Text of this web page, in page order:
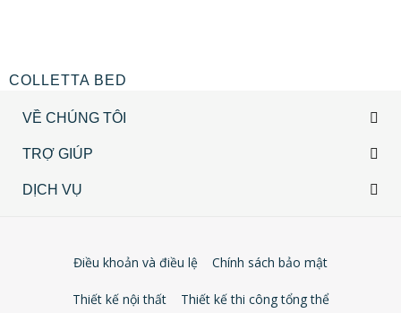
COLLETTA BED
VỀ CHÚNG TÔI
TRỢ GIÚP
DỊCH VỤ
Điều khoản và điều lệ Chính sách bảo mật
Thiết kế nội thất Thiết kế thi công tổng thể